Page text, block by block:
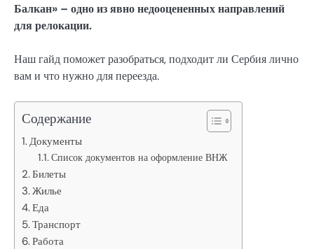
Балкан» – одно из явно недооцененных направлений
для релокации.
Наш гайд поможет разобраться, подходит ли Сербия лично
вам и что нужно для переезда.
Содержание
Документы
Список документов на оформление ВНЖ
Билеты
Жилье
Еда
Транспорт
Работа